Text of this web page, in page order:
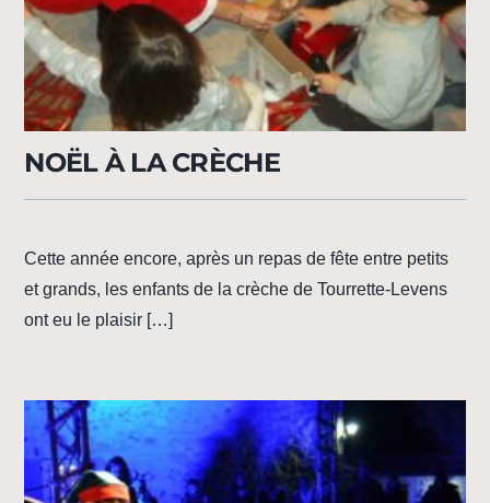
NOËL À LA CRÈCHE
Cette année encore, après un repas de fête entre petits
et grands, les enfants de la crèche de Tourrette-Levens
ont eu le plaisir […]